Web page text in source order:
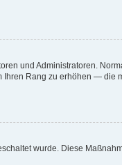
und Administratoren.
Ihren Rang zu erhöhen — die
wurde. Diese